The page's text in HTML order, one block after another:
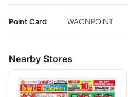
Point Card WAONPOINT
Nearby Stores